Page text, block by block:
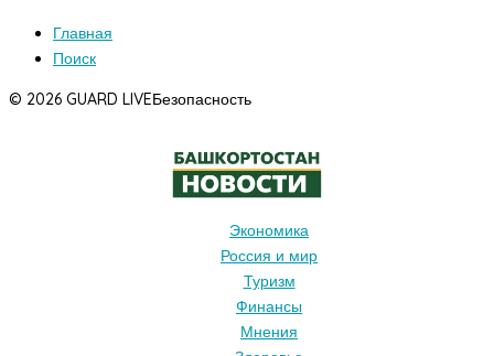
Главная
Поиск
© 2026 GUARD LIVEБезопасность
Экономика
Россия и мир
Туризм
Финансы
Мнения